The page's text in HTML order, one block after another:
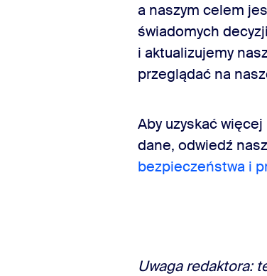
a naszym celem
świadomych
i aktualizujemy
przeglądać na
Aby uzyskać
dane, odwiedź
bezpieczeństwa i
Uwaga redaktora: